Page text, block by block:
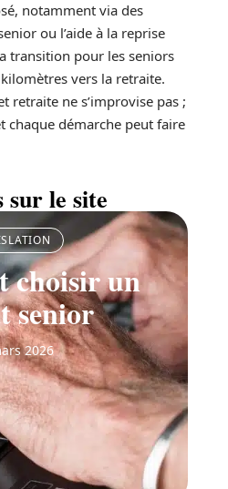
notamment via des
ou l’aide à la reprise
transition pour les seniors
vers la retraite.
retraite ne s’improvise pas ;
chaque démarche peut faire
le site
choisir un
senior
2026